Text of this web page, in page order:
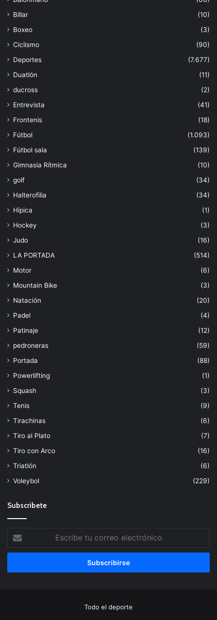
Billar
(10)
Boxeo
(3)
Ciclismo
(90)
Deportes
(7.677)
Duatlón
(11)
ducross
(2)
Entrevista
(41)
Frontenis
(18)
Fútbol
(1.093)
Fútbol sala
(139)
Gimnasia Rítmica
(10)
golf
(34)
Halterofilia
(34)
Hípica
(1)
Hockey
(3)
Judo
(16)
LA PORTADA
(514)
Motor
(6)
Mountain Bike
(3)
Natación
(20)
Padel
(4)
Patinaje
(12)
pedroneras
(59)
Portada
(88)
Powerlifting
(1)
Squash
(3)
Tenis
(9)
Tirachinas
(6)
Tiro al Plato
(7)
Tiro con Arco
(16)
Triatlón
(6)
Voleybol
(229)
Subscribete
tu
correo
Todo el deporte